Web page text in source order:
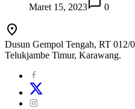
Maret 15, 2023
0
Dusun Gempol Tengah, RT 012/
Telukjambe Timur, Karawang.